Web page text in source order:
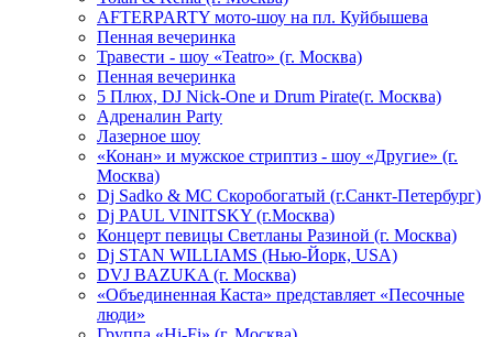
AFTERPARTY мото-шоу на пл. Куйбышева
Пенная вечеринка
Травести - шоу «Teatro» (г. Москва)
Пенная вечеринка
5 Плюх, DJ Nick-One и Drum Pirate(г. Москва)
Адреналин Party
Лазерное шоу
«Конан» и мужское стриптиз - шоу «Другие» (г.
Москва)
Dj Sadko & МС Скоробогатый (г.Санкт-Петербург)
Dj PAUL VINITSKY (г.Москва)
Концерт певицы Светланы Разиной (г. Москва)
Dj STAN WILLIAMS (Нью-Йорк, USA)
DVJ BAZUKA (г. Москва)
«Объединенная Каста» представляет «Песочные
люди»